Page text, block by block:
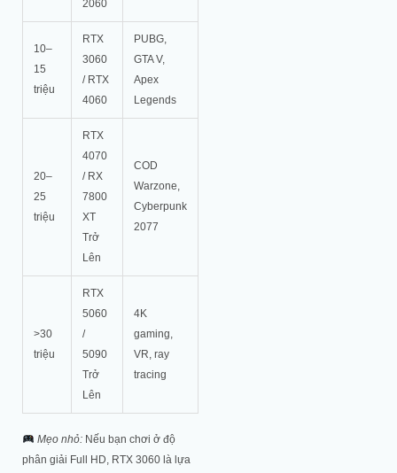
2060
10–
15
triệu
RTX
3060
/ RTX
4060
PUBG,
GTA V,
Apex
Legends
20–
25
triệu
RTX
4070
/ RX
7800
XT
Trở
Lên
COD
Warzone,
Cyberpunk
2077
>30
triệu
RTX
5060
/
5090
Trở
Lên
4K
gaming,
VR, ray
tracing
Mẹo nhỏ:Nếu bạn chơi ở độ
phân giải Full HD, RTX 3060 là lựa